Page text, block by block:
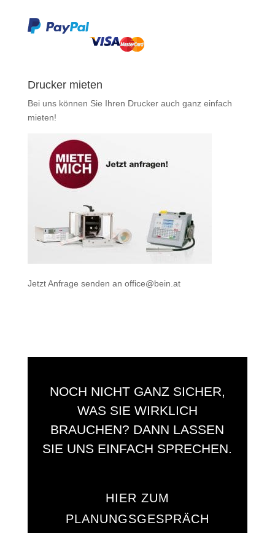
Drucker mieten
Bei uns können Sie Ihren Drucker auch ganz einfach
mieten!
Jetzt Anfrage senden an office@bein.at
NOCH NICHT GANZ SICHER,
WAS SIE WIRKLICH
BRAUCHEN? DANN LASSEN
SIE UNS EINFACH SPRECHEN.
HIER ZUM
PLANUNGSGESPRÄCH